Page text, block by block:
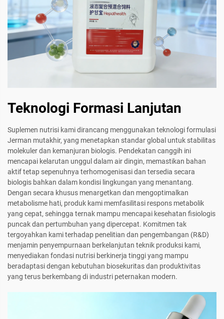
Teknologi Formasi Lanjutan
Suplemen nutrisi kami dirancang menggunakan teknologi formulasi
Jerman mutakhir, yang menetapkan standar global untuk stabilitas
molekuler dan kemanjuran biologis. Pendekatan canggih ini
mencapai kelarutan unggul dalam air dingin, memastikan bahan
aktif tetap sepenuhnya terhomogenisasi dan tersedia secara
biologis bahkan dalam kondisi lingkungan yang menantang.
Dengan secara khusus menargetkan dan mengoptimalkan
metabolisme hati, produk kami memfasilitasi respons metabolik
yang cepat, sehingga ternak mampu mencapai kesehatan fisiologis
puncak dan pertumbuhan yang dipercepat. Komitmen tak
tergoyahkan kami terhadap penelitian dan pengembangan (R&D)
menjamin penyempurnaan berkelanjutan teknik produksi kami,
menyediakan fondasi nutrisi berkinerja tinggi yang mampu
beradaptasi dengan kebutuhan biosekuritas dan produktivitas
yang terus berkembang di industri peternakan modern.